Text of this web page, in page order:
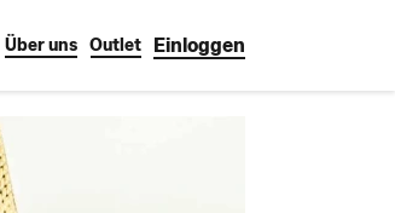
Über uns Outlet Einloggen